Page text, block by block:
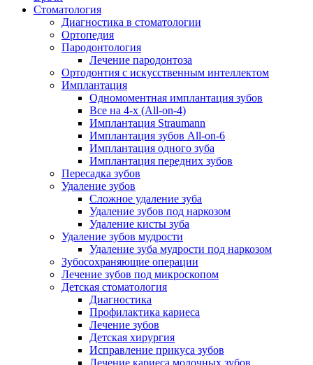
Стоматология
Диагностика в стоматологии
Ортопедия
Пародонтология
Лечение пародонтоза
Ортодонтия с искусственным интеллектом
Имплантация
Одномоментная имплантация зубов
Все на 4-х (All-on-4)
Имплантация Straumann
Имплантация зубов All-on-6
Имплантация одного зуба
Имплантация передних зубов
Пересадка зубов
Удаление зубов
Сложное удаление зуба
Удаление зубов под наркозом
Удаление кисты зуба
Удаление зубов мудрости
Удаление зуба мудрости под наркозом
Зубосохраняющие операции
Лечение зубов под микроскопом
Детская стоматология
Диагностика
Профилактика кариеса
Лечение зубов
Детская хирургия
Исправление прикуса зубов
Лечение кариеса молочных зубов